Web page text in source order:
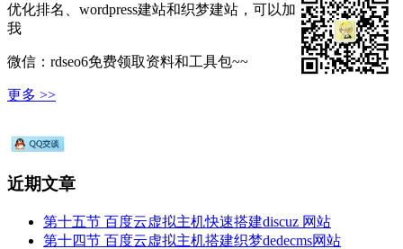
优化排名、wordpress建站和织梦建站，可以加
我
微信：rdseo6免费领取资料和工具包~~
更多 >>
近期文章
第十五节 百度云虚拟主机快速搭建discuz 网站
第十四节 百度云虚拟主机搭建织梦dedecms网站